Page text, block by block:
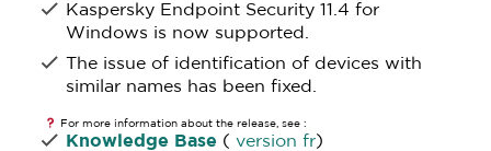
Kaspersky Endpoint Security 11.4 for
Windows is now supported.
The issue of identification of devices with
similar names has been fixed.
For more information about the release, see :
Knowledge Base (version fr)